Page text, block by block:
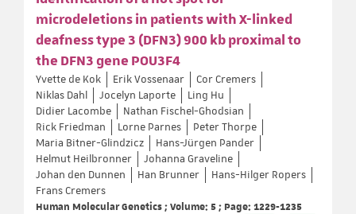
microdeletions in patients with X-linked
deafness type 3 (DFN3) 900 kb proximal to
the DFN3 gene POU3F4
Yvette de Kok Erik Vossenaar
Cor Cremers
Niklas Dahl
Jocelyn Laporte
Ling Hu
Didier Lacombe
Nathan Fischel-Ghodsian
Rick Friedman
Lorne Parnes
Peter Thorpe
Maria Bitner-Glindzicz
Hans-Jürgen Pander
Helmut Heilbronner
Johanna Graveline
Johan den Dunnen
Han Brunner
Hans-Hilger Ropers
Frans Cremers
Human Molecular Genetics ; Volume: 5 ; Page: 1229-1235